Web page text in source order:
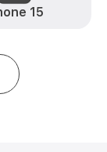
от 2000₽
15